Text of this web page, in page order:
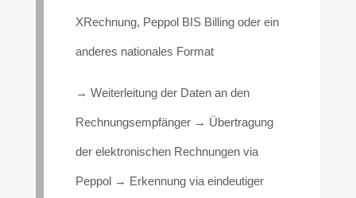
XRechnung, Peppol BIS Billing oder ein
anderes nationales Format
→ Weiterleitung der Daten an den
Rechnungsempfänger → Übertragung
der elektronischen Rechnungen via
Peppol → Erkennung via eindeutiger